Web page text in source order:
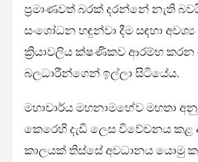
ප්‍රමාණවත් බරක් දරන්නේ නැති
සංශෝධන හඳුන්වා දීම සඳහා
ක්‍රියාවලිය ක්ෂණිකව ආරම්භ කරන
බලධාරීන්ගෙන් ඉල්ලා සිටියේය.
මහාචාර්ය මහනාමහේව මහතා
කෙරෙහි දැඩි ලෙස විවේචනය කළ
කාලයක් තිස්සේ අවධානය යොමු